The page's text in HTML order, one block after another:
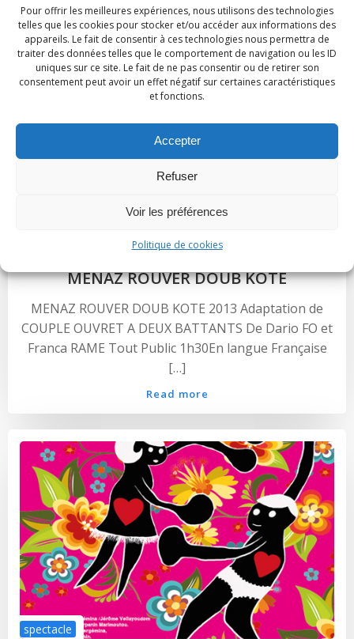
Pour offrir les meilleures expériences, nous utilisons des technologies
telles que les cookies pour stocker et/ou accéder aux informations des
appareils. Le fait de consentir à ces technologies nous permettra de
traiter des données telles que le comportement de navigation ou les ID
uniques sur ce site. Le fait de ne pas consentir ou de retirer son
consentement peut avoir un effet négatif sur certaines caractéristiques
et fonctions.
Accepter
Refuser
Voir les préférences
Politique de cookies
Fév 7 / admin /
MENAZ ROUVER DOUB KOTE
MENAZ ROUVER DOUB KOTE 2013 Adaptation de
COUPLE OUVRET A DEUX BATTANTS De Dario FO et
Franca RAME Tout Public 1h30En langue Française
[…]
Read more
spectacle